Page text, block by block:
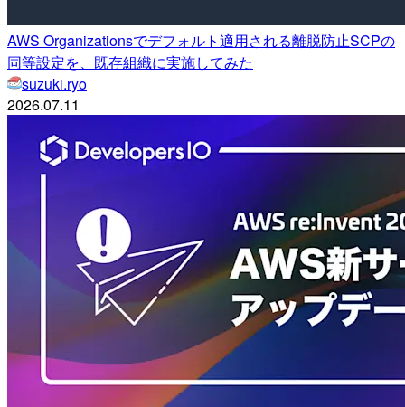
AWS Organizationsでデフォルト適用される離脱防止SCPの
同等設定を、既存組織に実施してみた
suzuki.ryo
2026.07.11